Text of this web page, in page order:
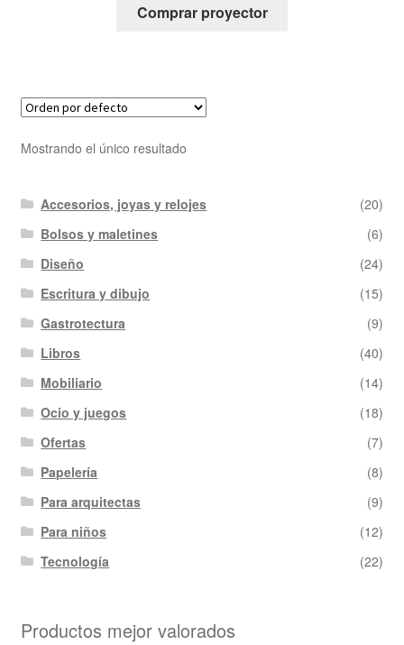
Comprar proyector
Mostrando el único resultado
Accesorios, joyas y relojes
(20)
Bolsos y maletines
(6)
Diseño
(24)
Escritura y dibujo
(15)
Gastrotectura
(9)
Libros
(40)
Mobiliario
(14)
Ocio y juegos
(18)
Ofertas
(7)
Papelería
(8)
Para arquitectas
(9)
Para niños
(12)
Tecnología
(22)
Productos mejor valorados